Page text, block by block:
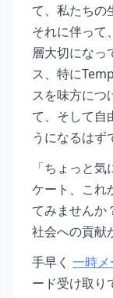
て、私たちの
それに伴って
層大切になっ
ス、特に
スを味方につ
て、そして自
うになるはず
「ちょっと
ケート、これ
てみませんか
社会への貢献
手早く 一時
ード受け取り